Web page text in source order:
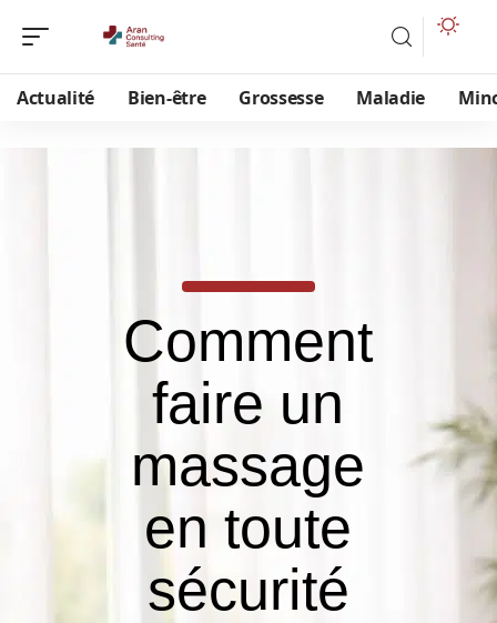
Actualité Bien-être Grossesse Maladie
Comment
faire un
massage
en toute
sécurité